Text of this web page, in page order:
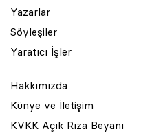
Yazarlar
Söyleşiler
Yaratıcı İşler
Hakkımızda
Künye ve İletişim
KVKK Açık Rıza Beyanı